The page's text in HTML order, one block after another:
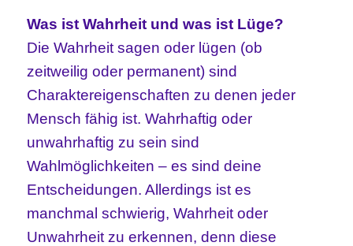
Was ist Wahrheit und was ist Lüge?
Die Wahrheit sagen oder lügen (ob
zeitweilig oder permanent) sind
Charaktereigenschaften zu denen jeder
Mensch fähig ist. Wahrhaftig oder
unwahrhaftig zu sein sind
Wahlmöglichkeiten – es sind deine
Entscheidungen. Allerdings ist es
manchmal schwierig, Wahrheit oder
Unwahrheit zu erkennen, denn diese